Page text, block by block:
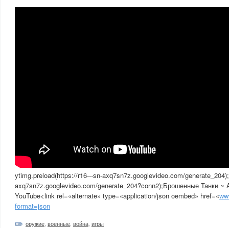
ytimg.preload(https://r16---sn-axq7sn7z.googlevideo.com/
axq7sn7z.googlevideo.com/generate_204?conn2);Брошенные Танки
YouTube<link rel=«alternate» type=«application/json oembed» href=«
format=json
оружие военные война игры